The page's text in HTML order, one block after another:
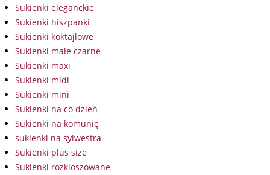
Sukienki eleganckie
Sukienki hiszpanki
Sukienki koktajlowe
Sukienki małe czarne
Sukienki maxi
Sukienki midi
Sukienki mini
Sukienki na co dzień
Sukienki na komunię
sukienki na sylwestra
Sukienki plus size
Sukienki rozkloszowane